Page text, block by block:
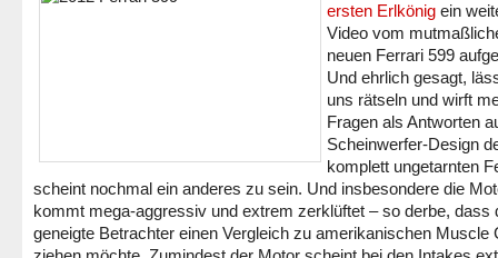
ersten Erlkönig ein
Video vom
neuen Ferrari 599
Und ehrlich gesagt,
uns rätseln und wirft
Fragen als Antworten
Scheinwerfer-Design
komplett ungetarnten
scheint nochmal ein anderes zu sein. Und insbesondere die
kommt mega-aggressiv und extrem zerklüftet – so derbe, dass
geneigte Betrachter einen Vergleich zu amerikanischen Muscle